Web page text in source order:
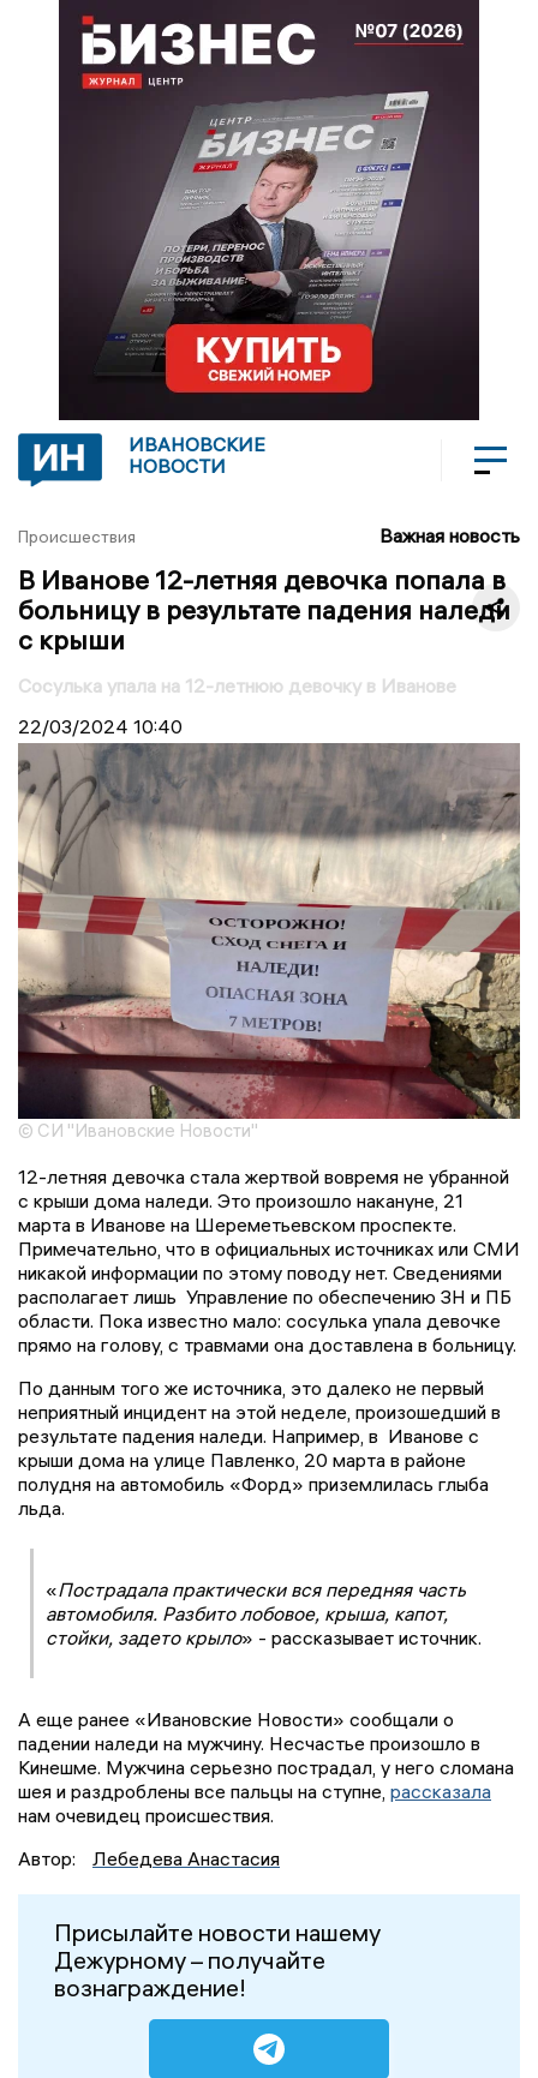
ИВАНОВСКИЕ
НОВОСТИ
Происшествия Важная новость
В Иванове 12-летняя девочка попала в
больницу в результате падения наледи
с крыши
Сосулька упала на 12-летнюю девочку в Иванове
22/03/2024 10:40
© СИ "Ивановские Новости"
12-летняя девочка стала жертвой вовремя не убранной
с крыши дома наледи. Это произошло накануне, 21
марта в Иванове на Шереметьевском проспекте.
Примечательно, что в официальных источниках или СМИ
никакой информации по этому поводу нет. Сведениями
располагает лишь Управление по обеспечению ЗН и ПБ
области. Пока известно мало: сосулька упала девочке
прямо на голову, с травмами она доставлена в больницу.
По данным того же источника, это далеко не первый
неприятный инцидент на этой неделе, произошедший в
результате падения наледи. Например, в Иванове с
крыши дома на улице Павленко, 20 марта в районе
полудня на автомобиль «Форд» приземлилась глыба
льда.
«Пострадала практически вся передняя часть
автомобиля. Разбито лобовое, крыша, капот,
стойки, задето крыло» - рассказывает источник.
А еще ранее «Ивановские Новости» сообщали о
падении наледи на мужчину. Несчастье произошло в
Кинешме. Мужчина серьезно пострадал, у него сломана
шея и раздроблены все пальцы на ступне, рассказала
нам очевидец происшествия.
Автор:
Лебедева Анастасия
Присылайте новости нашему
Дежурному – получайте
вознаграждение!